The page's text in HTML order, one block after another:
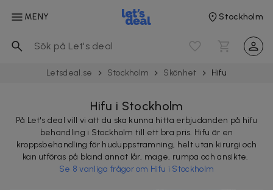
MENY Stockholm
Letsdeal.se Stockholm Skönhet Hifu
Hifu i Stockholm
På Let's deal vill vi att du ska kunna hitta erbjudanden på hifu
behandling i Stockholm till ett bra pris. Hifu är en
kroppsbehandling för huduppstramning, helt utan kirurgi och
kan utföras på bland annat lår, mage, rumpa och ansikte.
Se 8 vanliga frågor om Hifu i Stockholm